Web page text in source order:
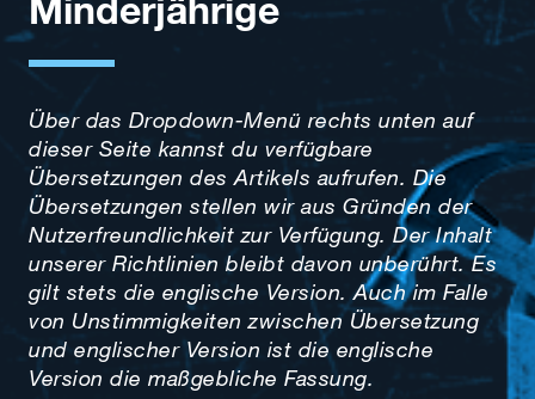
Minderjährige
Über das Dropdown-Menü rechts unten auf
dieser Seite kannst du verfügbare
Übersetzungen des Artikels aufrufen. Die
Übersetzungen stellen wir aus Gründen der
Nutzerfreundlichkeit zur Verfügung. Der Inhalt
unserer Richtlinien bleibt davon unberührt. Es
gilt stets die englische Version. Auch im Falle
von Unstimmigkeiten zwischen Übersetzung
und englischer Version ist die englische
Version die maßgebliche Fassung.